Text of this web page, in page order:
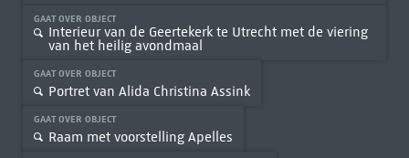
GAAT OVER OBJECT
Interieur van de Geertekerk te Utrecht met de viering
van het heilig avondmaal
GAAT OVER OBJECT
Portret van Alida Christina Assink
GAAT OVER OBJECT
Raam met voorstelling Apelles